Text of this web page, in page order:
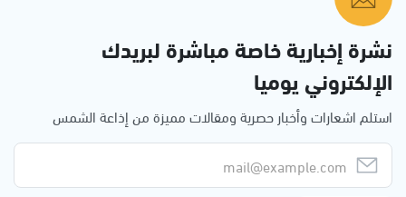
نشرة إخبارية خاصة مباشرة لبريدك
الإلكتروني يوميا
استلم اشعارات وأخبار حصرية ومقالات مميزة من إذاعة الشمس